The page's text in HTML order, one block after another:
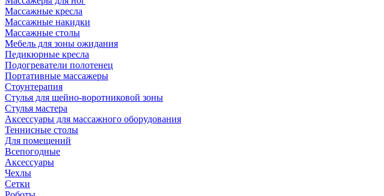
Массажные кресла
Массажные накидки
Массажные столы
Мебель для зоны ожидания
Педикюрные кресла
Подогреватели полотенец
Портативные массажеры
Стоунтерапия
Стулья для шейно-воротниковой зоны
Стулья мастера
Аксессуары для массажного оборудования
Теннисные столы
Для помещений
Всепогодные
Аксессуары
Чехлы
Сетки